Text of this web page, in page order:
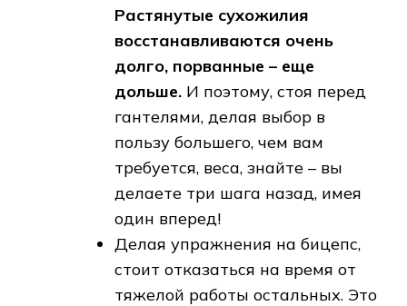
Растянутые сухожилия
восстанавливаются очень
долго, порванные – еще
дольше. И поэтому, стоя перед
гантелями, делая выбор в
пользу большего, чем вам
требуется, веса, знайте – вы
делаете три шага назад, имея
один вперед!
Делая упражнения на бицепс,
стоит отказаться на время от
тяжелой работы остальных. Это